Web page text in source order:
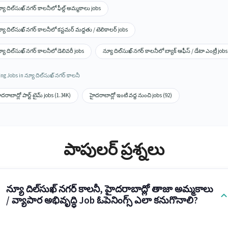
దిల్‌సుఖ్ నగర్ కాలనీలో ఫీల్డ్ అమ్మకాలు jobs
దిల్‌సుఖ్ నగర్ కాలనీలో కస్టమర్ మద్దతు / టెలికాలర్ jobs
దిల్‌సుఖ్ నగర్ కాలనీలో డెలివరీ jobs న్యూ దిల్‌సుఖ్ నగర్ కాలనీలో బ్యాక్ ఆఫీస్ / డేటా ఎంట్రీ jobs
Jobs in న్యూ దిల్‌సుఖ్ నగర్ కాలనీ
పార్ట్ టైమ్ jobs (1.34K) హైదరాబాద్లో ఇంటి వద్ద నుంచి jobs (92)
పాపులర్ ప్రశ్నలు
న్యూ దిల్‌సుఖ్ నగర్ కాలనీ, హైదరాబాద్లో తాజా అమ్మకాలు
/ వ్యాపార అభివృద్ధి Job ఓపెనింగ్స్ ఎలా కనుగొనాలి?